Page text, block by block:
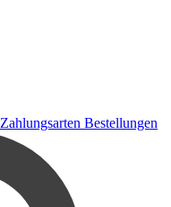
Zahlungsarten Bestellungen